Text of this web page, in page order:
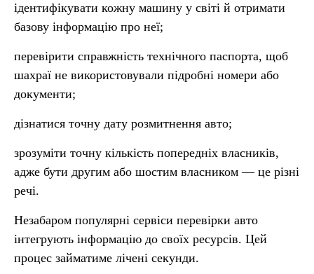
ідентифікувати кожну машину у світі й отримати
базову інформацію про неї;
перевірити справжність технічного паспорта, щоб
шахраї не використовували підробні номери або
документи;
дізнатися точну дату розмитнення авто;
зрозуміти точну кількість попередніх власників,
адже бути другим або шостим власником — це різні
речі.
Незабаром популярні сервіси перевірки авто
інтегрують інформацію до своїх ресурсів. Цей
процес займатиме лічені секунди.